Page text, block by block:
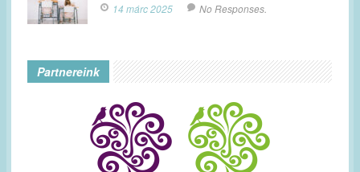
14 márc 2025 No Responses.
Partnereink